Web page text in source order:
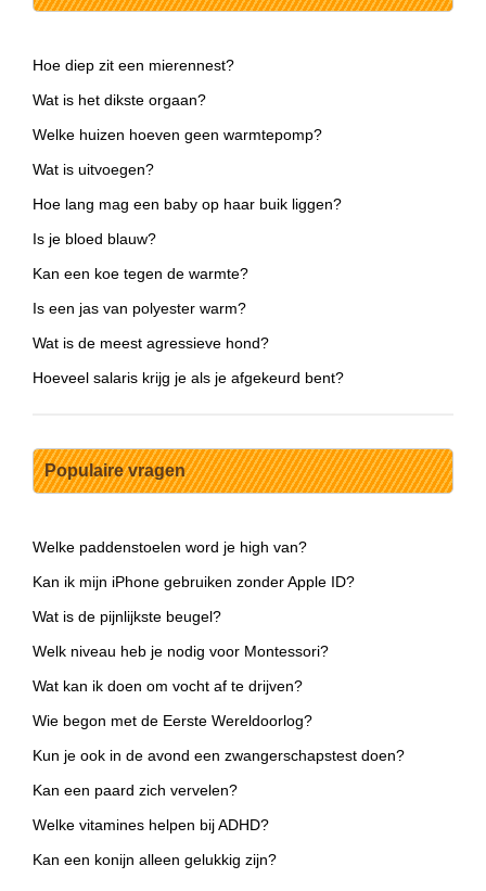
Hoe diep zit een mierennest?
Wat is het dikste orgaan?
Welke huizen hoeven geen warmtepomp?
Wat is uitvoegen?
Hoe lang mag een baby op haar buik liggen?
Is je bloed blauw?
Kan een koe tegen de warmte?
Is een jas van polyester warm?
Wat is de meest agressieve hond?
Hoeveel salaris krijg je als je afgekeurd bent?
Populaire vragen
Welke paddenstoelen word je high van?
Kan ik mijn iPhone gebruiken zonder Apple ID?
Wat is de pijnlijkste beugel?
Welk niveau heb je nodig voor Montessori?
Wat kan ik doen om vocht af te drijven?
Wie begon met de Eerste Wereldoorlog?
Kun je ook in de avond een zwangerschapstest doen?
Kan een paard zich vervelen?
Welke vitamines helpen bij ADHD?
Kan een konijn alleen gelukkig zijn?